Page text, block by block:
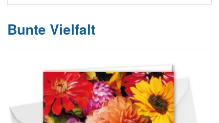
Bunte Vielfalt